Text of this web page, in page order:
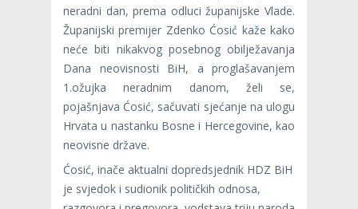
neradni dan, prema odluci županijske Vlade.
Županijski premijer Zdenko Ćosić kaže kako
neće biti nikakvog posebnog obilježavanja
Dana neovisnosti BiH, a proglašavanjem
1.ožujka neradnim danom, želi se,
pojašnjava Ćosić, sačuvati sjećanje na ulogu
Hrvata u nastanku Bosne i Hercegovine, kao
neovisne države.
Ćosić, inače aktualni dopredsjednik HDZ BiH
je svjedok i sudionik političkih odnosa,